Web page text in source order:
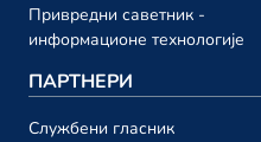
13. октобар
септембар 2023.
Привредни саветник
Привредни саветник -
информационе технологије
ПАРТНЕРИ
Службени гласник